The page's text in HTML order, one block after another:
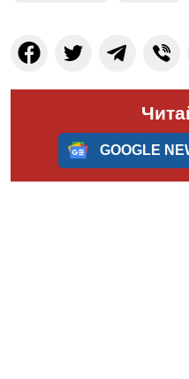
GOOGLE